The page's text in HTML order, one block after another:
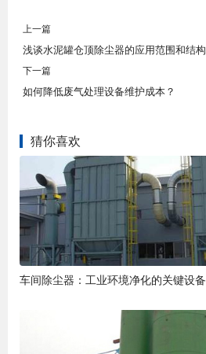
上一篇
浅谈水泥罐仓顶除尘器的应用范围和结构
下一篇
如何降低废气处理设备维护成本？
猜你喜欢
车间除尘器：工业环境净化的关键设备